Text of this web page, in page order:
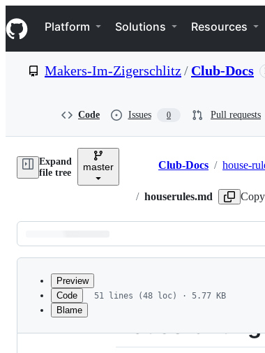
k
i
p
e
Navigation Menu
Platform Solutions Resources
Makers-Im-Zigerschlitz/ Club-Docs
Code Issues 0 Pull requests
Expand
file tree
master Breadcrumbs
Club-Docs / house-
/ houserules.md
Latest
commit
metadata
Preview
Code
Blame
51 lines (48 loc) · 5.77 KB
Hausordnung